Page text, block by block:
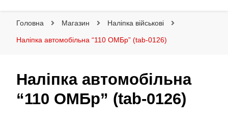
Головна Магазин Наліпка військові
Наліпка автомобільна “110 ОМБр” (tab-0126)
Наліпка автомобільна
“110 ОМБр” (tab-0126)